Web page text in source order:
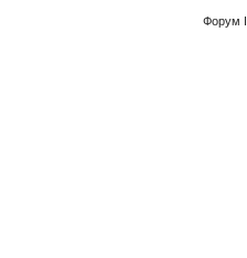
Форум